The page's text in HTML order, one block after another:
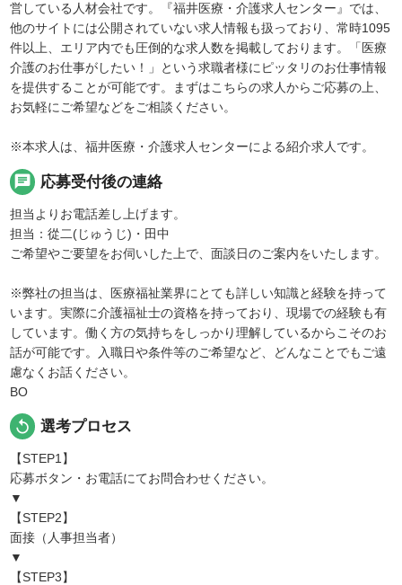
営している人材会社です。『福井医療・介護求人センター』では、
他のサイトには公開されていない求人情報も扱っており、常時1095
件以上、エリア内でも圧倒的な求人数を掲載しております。「医療
介護のお仕事がしたい！」という求職者様にピッタリのお仕事情報
を提供することが可能です。まずはこちらの求人からご応募の上、
お気軽にご希望などをご相談ください。
※本求人は、福井医療・介護求人センターによる紹介求人です。
chat 応募受付後の連絡
担当よりお電話差し上げます。
担当：從二(じゅうじ)・田中
ご希望やご要望をお伺いした上で、面談日のご案内をいたします。
※弊社の担当は、医療福祉業界にとても詳しい知識と経験を持って
います。実際に介護福祉士の資格を持っており、現場での経験も有
しています。働く方の気持ちをしっかり理解しているからこそのお
話が可能です。入職日や条件等のご希望など、どんなことでもご遠
慮なくお話ください。
BO
replay 選考プロセス
【STEP1】
応募ボタン・お電話にてお問合わせください。
▼
【STEP2】
面接（人事担当者）
▼
【STEP3】